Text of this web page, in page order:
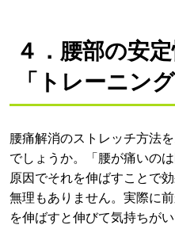
４．腰部の安
「トレーニン
腰痛解消のストレッチ方法
でしょうか。「腰が痛いの
原因でそれを伸ばすことで
無理もありません。実際に
を伸ばすと伸びて気持ちがい